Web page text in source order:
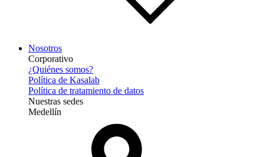
Nosotros
Corporativo
¿Quiénes somos?
Política de Kasalab
Política de tratamiento de datos
Nuestras sedes
Medellín